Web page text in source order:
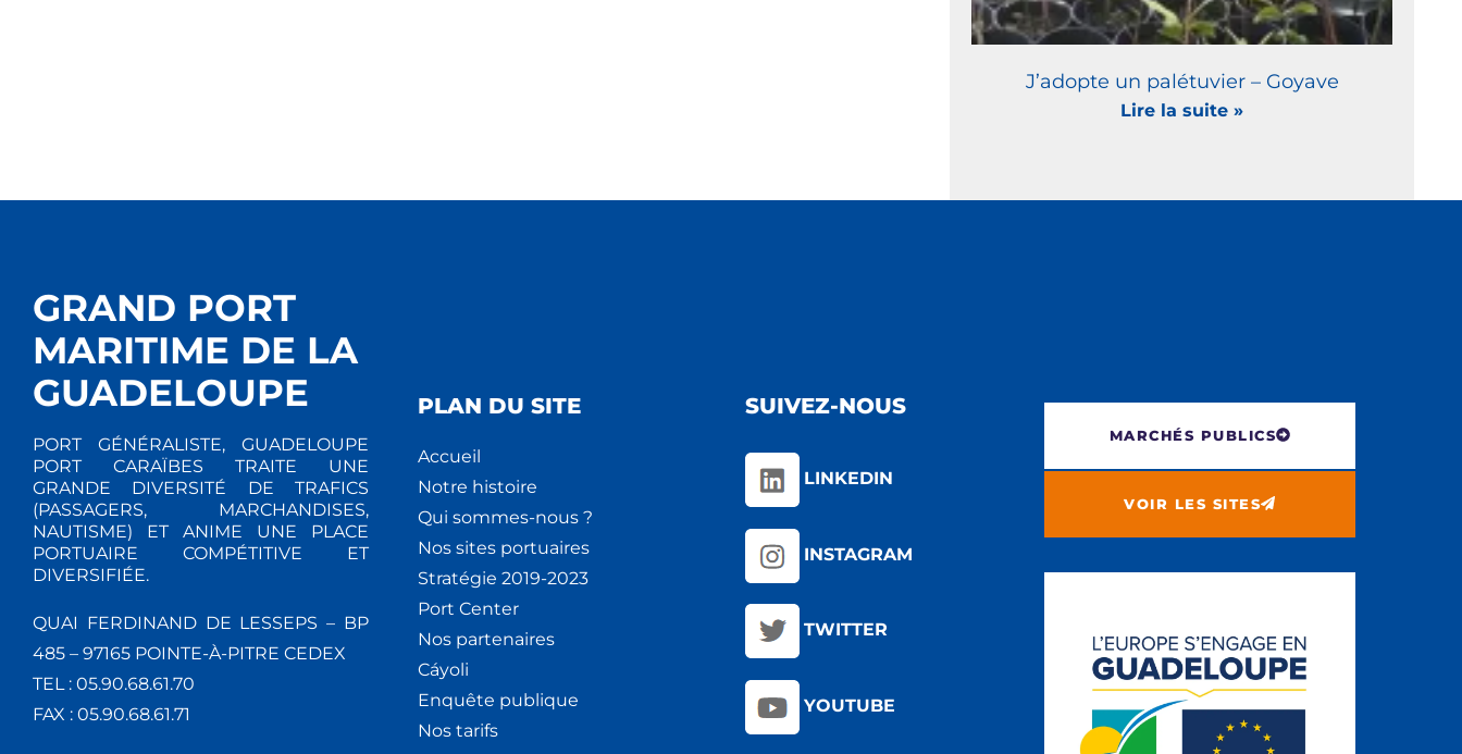
J’adopte un palétuvier – Goyave
Lire la suite »
GRAND PORT
MARITIME DE LA
GUADELOUPE
PORT GÉNÉRALISTE, GUADELOUPE
PORT CARAÏBES TRAITE UNE
GRANDE DIVERSITÉ DE TRAFICS
(PASSAGERS, MARCHANDISES,
NAUTISME) ET ANIME UNE PLACE
PORTUAIRE COMPÉTITIVE ET
DIVERSIFIÉE.
QUAI FERDINAND DE LESSEPS – BP
485 – 97165 POINTE-À-PITRE CEDEX
TEL : 05.90.68.61.70
FAX : 05.90.68.61.71
PLAN DU SITE
Accueil
Notre histoire
Qui sommes-nous ?
Nos sites portuaires
Stratégie 2019-2023
Port Center
Nos partenaires
Cáyoli
Enquête publique
Nos tarifs
SUIVEZ-NOUS
LINKEDIN
INSTAGRAM
TWITTER
YOUTUBE
MARCHÉS PUBLICS
VOIR LES SITES